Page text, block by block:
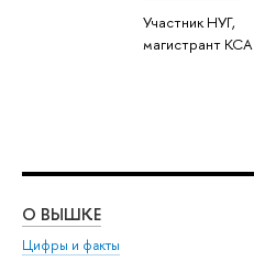
Участник НУГ,
магистрант КСА
О ВЫШКЕ
Цифры и факты